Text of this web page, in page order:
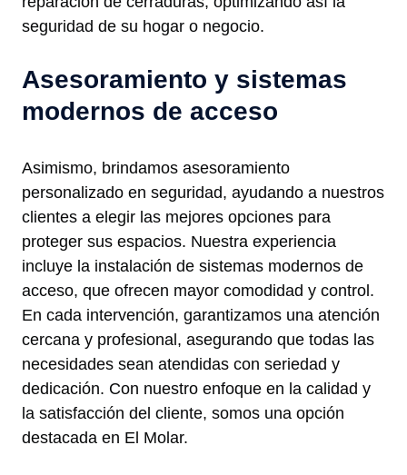
seguridad de su hogar o negocio.
Asesoramiento y sistemas
modernos de acceso
Asimismo, brindamos asesoramiento
personalizado en seguridad, ayudando a nuestros
clientes a elegir las mejores opciones para
proteger sus espacios. Nuestra experiencia
incluye la instalación de sistemas modernos de
acceso, que ofrecen mayor comodidad y control.
En cada intervención, garantizamos una atención
cercana y profesional, asegurando que todas las
necesidades sean atendidas con seriedad y
dedicación. Con nuestro enfoque en la calidad y
la satisfacción del cliente, somos una opción
destacada en El Molar.